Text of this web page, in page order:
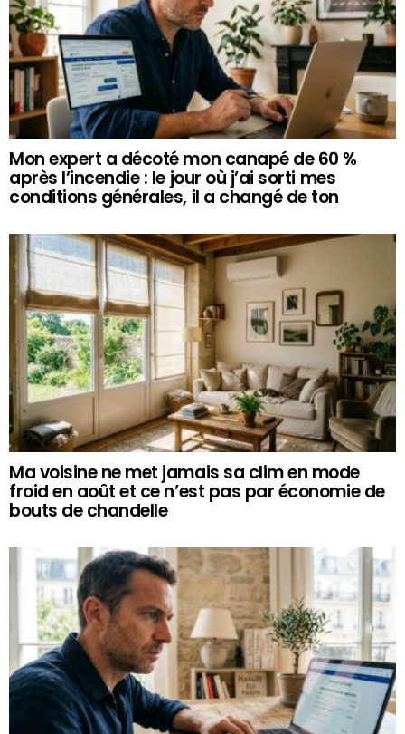
Mon expert a décoté mon canapé de 60 %
après l’incendie : le jour où j’ai sorti mes
conditions générales, il a changé de ton
Ma voisine ne met jamais sa clim en mode
froid en août et ce n’est pas par économie de
bouts de chandelle